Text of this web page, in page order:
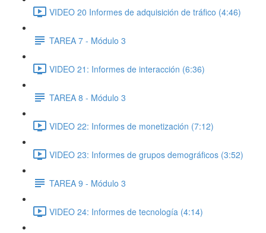
VIDEO 20 Informes de adquisición de tráfico (4:46)
TAREA 7 - Módulo 3
VIDEO 21: Informes de interacción (6:36)
TAREA 8 - Módulo 3
VIDEO 22: Informes de monetización (7:12)
VIDEO 23: Informes de grupos demográficos (3:52)
TAREA 9 - Módulo 3
VIDEO 24: Informes de tecnología (4:14)